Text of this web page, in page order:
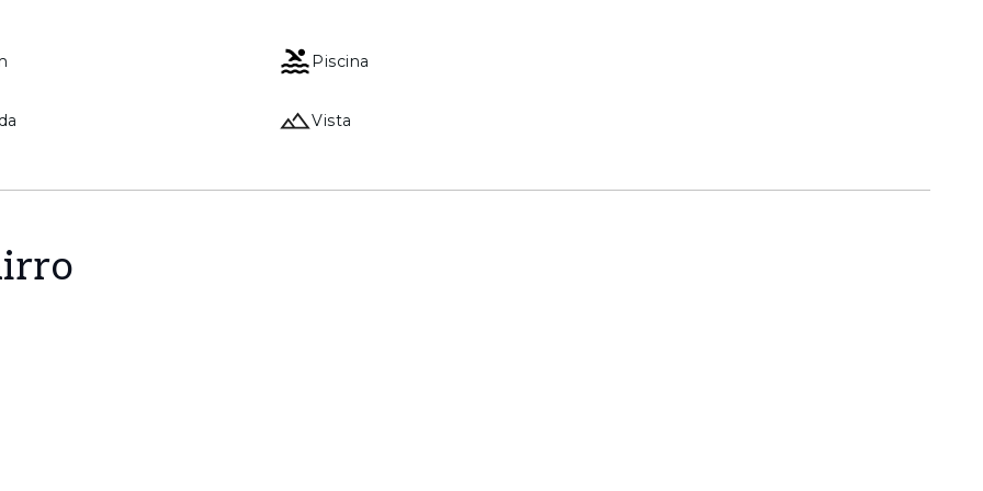
e o mar, onde o luxo se mede em tempo, silêncio e
Piscina
Vista